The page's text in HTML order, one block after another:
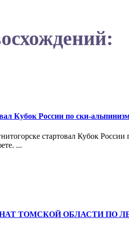
Кубок России по ски-
стартовал Кубок
...
ТОМСКОЙ ОБЛАСТИ ПО